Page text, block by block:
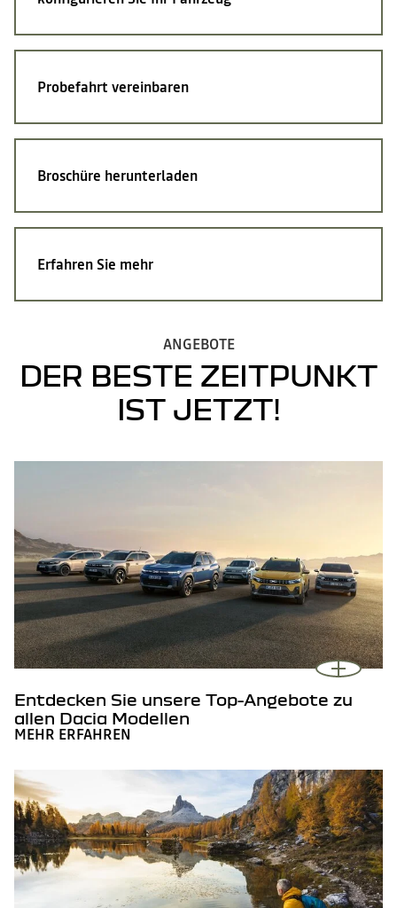
Probefahrt vereinbaren
Broschüre herunterladen
Erfahren Sie mehr
ANGEBOTE
DER BESTE ZEITPUNKT
IST JETZT!
Entdecken Sie unsere Top-Angebote zu
allen Dacia Modellen
MEHR ERFAHREN